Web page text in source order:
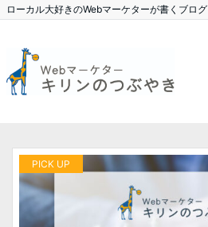
ローカル大好きのWebマーケターが書くブログ
PICK UP